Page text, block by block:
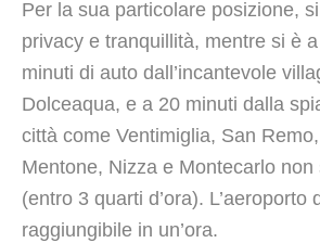
Per la sua particolare posizione,
privacy e tranquillità, mentre si è
minuti di auto dall’incantevole
Dolceaqua, e a 20 minuti dalla
città come Ventimiglia, San
Mentone, Nizza e Montecarlo non
(entro 3 quarti d’ora). L’aeroporto
raggiungibile in un’ora.